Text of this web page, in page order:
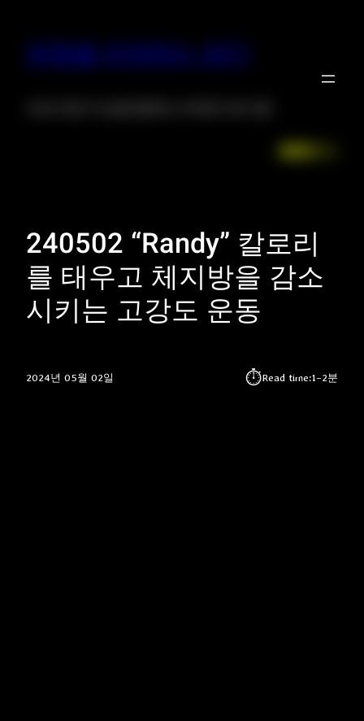
운동을 저장하는 공간
240502 “Randy” 칼로리
를 태우고 체지방을 감소
시키는 고강도 운동
2024년 05월 02일 ⏱︎Read time:1–2분